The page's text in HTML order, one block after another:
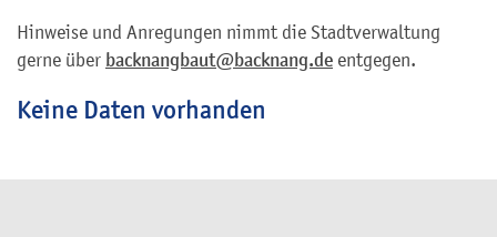
Hinweise und Anregungen nimmt die Stadtverwaltung
gerne über backnangbaut@backnang.de entgegen.
Keine Daten vorhanden